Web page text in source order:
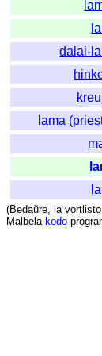
dalai-
lama
(Bedaŭre, la vortlisto
Malbela kodo